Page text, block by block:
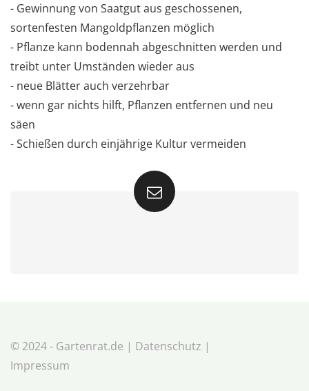
- Gewinnung von Saatgut aus geschossenen,
sortenfesten Mangoldpflanzen möglich
- Pflanze kann bodennah abgeschnitten werden und
treibt unter Umständen wieder aus
- neue Blätter auch verzehrbar
- wenn gar nichts hilft, Pflanzen entfernen und neu
säen
- Schießen durch einjährige Kultur vermeiden
© 2024 - Gartenrat.de | Datenschutz |
Impressum